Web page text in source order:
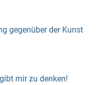
gegenüber der Kunst
mir zu denken!